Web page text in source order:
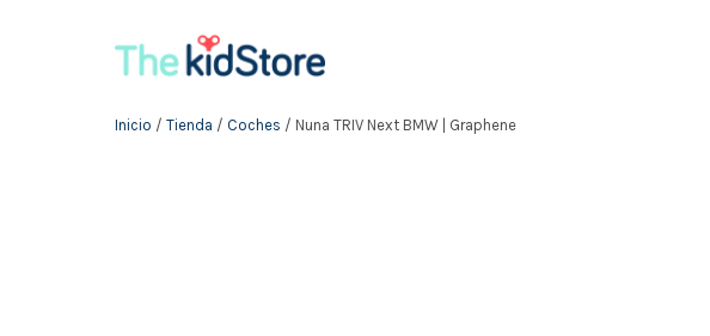
Inicio / Tienda / Coches / Nuna TRIV Next BMW | Graphene